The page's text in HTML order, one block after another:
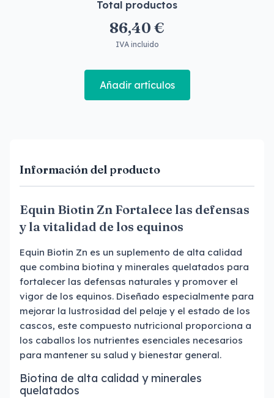
Total productos
86,40 €
IVA incluido
Añadir artículos
Información del producto
Equin Biotin Zn Fortalece las defensas
y la vitalidad de los equinos
Equin Biotin Zn es un suplemento de alta calidad
que combina biotina y minerales quelatados para
fortalecer las defensas naturales y promover el
vigor de los equinos. Diseñado especialmente para
mejorar la lustrosidad del pelaje y el estado de los
cascos, este compuesto nutricional proporciona a
los caballos los nutrientes esenciales necesarios
para mantener su salud y bienestar general.
Biotina de alta calidad y minerales
quelatados